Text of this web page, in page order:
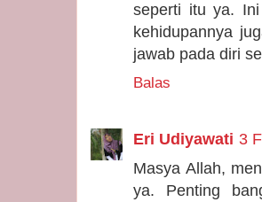
seperti itu ya.
kehidupannya
jawab pada diri
Balas
Eri Udiyawati 3
Masya Allah,
ya. Penting